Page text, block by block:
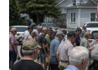
Hubungi Kami
info@rumah123.com
+62 21 30496123